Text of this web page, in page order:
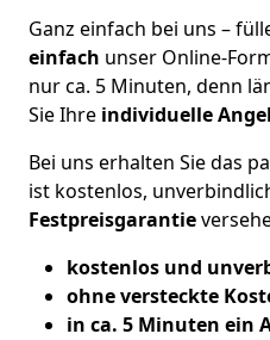
Ganz einfach bei uns –
einfach unser Online-
nur ca. 5 Minuten, denn
Sie Ihre individuelle
Bei uns erhalten Sie das
ist kostenlos,
Festpreisgarantie
kostenlos und
ohne versteckte
in ca. 5 Minuten ein